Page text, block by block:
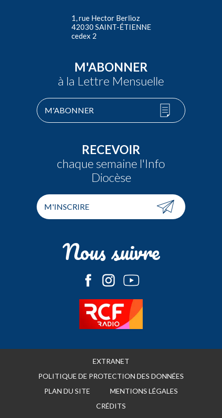
1, rue Hector Berlioz
42030 SAINT-ÉTIENNE
cedex 2
M'ABONNER
à la Lettre Mensuelle
M'ABONNER
RECEVOIR
chaque semaine l'Info
Diocèse
M'INSCRIRE
Nous suivre
EXTRANET
POLITIQUE DE PROTECTION DES DONNÉES
PLAN DU SITE
MENTIONS LÉGALES
CRÉDITS